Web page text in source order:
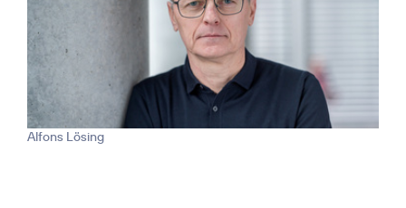
Alfons Lösing